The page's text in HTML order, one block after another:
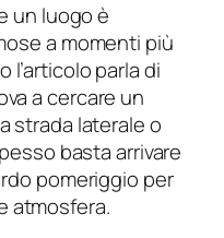
un luogo è
a momenti più
l’articolo parla di
a cercare un
strada laterale o
basta arrivare
pomeriggio per
atmosfera.